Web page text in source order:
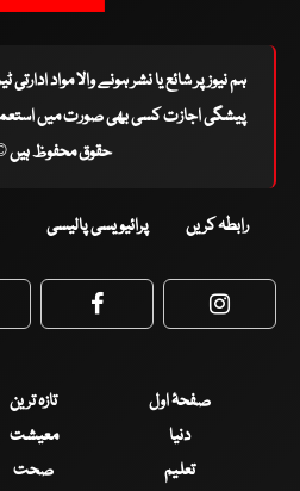
ہم نیوز پر شائع یا نشر ہونے والا مواد
پیشگی اجازت کسی بھی صورت میں
حقوق محفوظ ہیں ©
رابطہ کریں پرائیویسی پالیسی
Facebook
صفحۂ اول تازہ ترین
دنیا
معیشت
تعلیم
صحت